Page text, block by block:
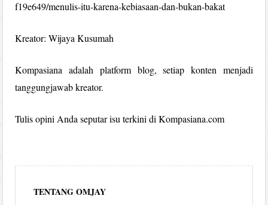
f19e649/menulis-itu-karena-kebiasaan-dan-bukan-bakat
Kreator: Wijaya Kusumah
Kompasiana adalah platform blog, setiap konten menjadi
tanggungjawab kreator.
Tulis opini Anda seputar isu terkini di Kompasiana.com
TENTANG OMJAY